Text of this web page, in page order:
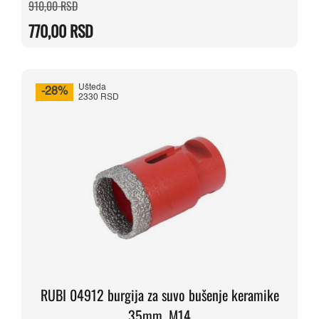
910,00RSDcena
bila:
910,00 RSD.
770,00RSD
cena
770,00 RSD.
-28%
Ušteda
2330 RSD
RUBI 04912 burgija za suvo bušenje keramike